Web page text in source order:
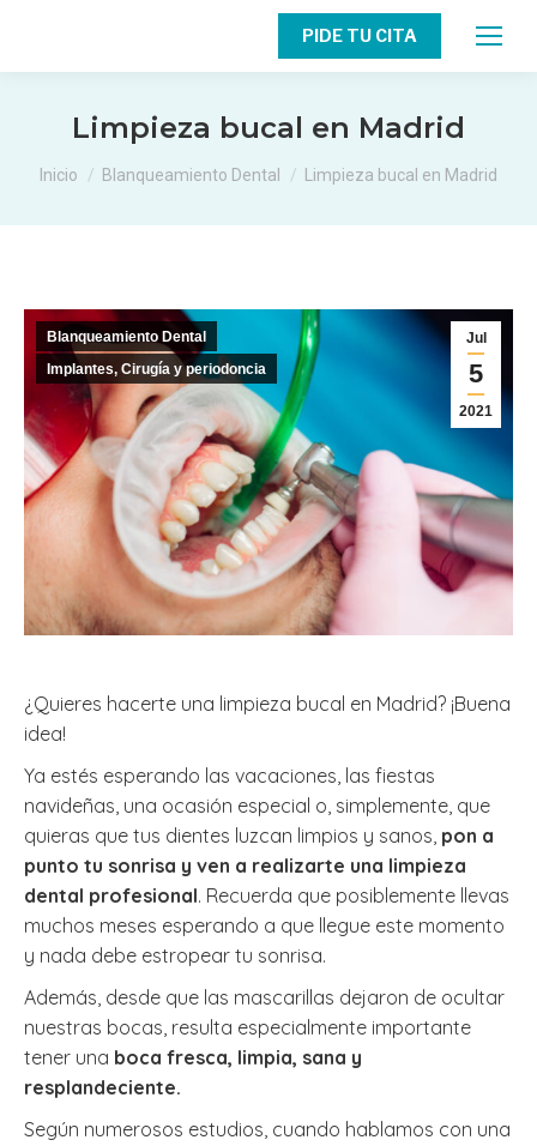
PIDE TU CITA
Limpieza bucal en Madrid
Estás aquí:
Inicio Blanqueamiento Dental Limpieza bucal en Madrid
Jul
5
2021
Blanqueamiento Dental
Implantes, Cirugía y periodoncia
¿Quieres hacerte una limpieza bucal en Madrid? ¡Buena
idea!
Ya estés esperando las vacaciones, las fiestas
navideñas, una ocasión especial o, simplemente, que
quieras que tus dientes luzcan limpios y sanos, pon a
punto tu sonrisa y ven a realizarte una limpieza
dental profesional. Recuerda que posiblemente llevas
muchos meses esperando a que llegue este momento
y nada debe estropear tu sonrisa.
Además, desde que las mascarillas dejaron de ocultar
nuestras bocas, resulta especialmente importante
tener una boca fresca, limpia, sana y
resplandeciente.
Según numerosos estudios, cuando hablamos con una